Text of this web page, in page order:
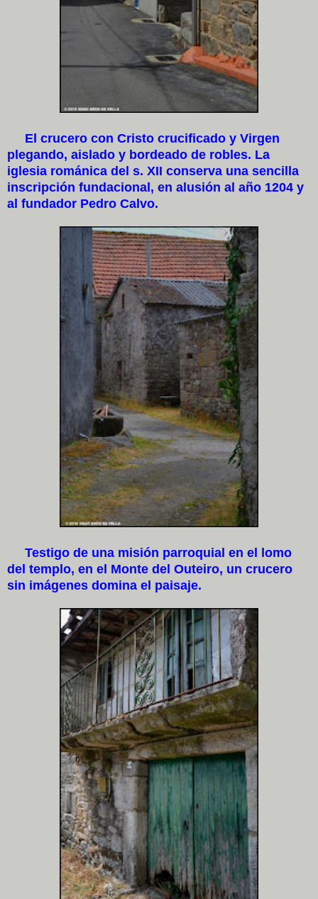
El crucero con Cristo crucificado y Virgen
plegando, aislado y bordeado de robles. La
iglesia románica del s. XII conserva una sencilla
inscripción fundacional, en alusión al año 1204 y
al fundador Pedro Calvo.
Testigo de una misión parroquial en el lomo
del templo, en el Monte del Outeiro, un crucero
sin imágenes domina el paisaje.